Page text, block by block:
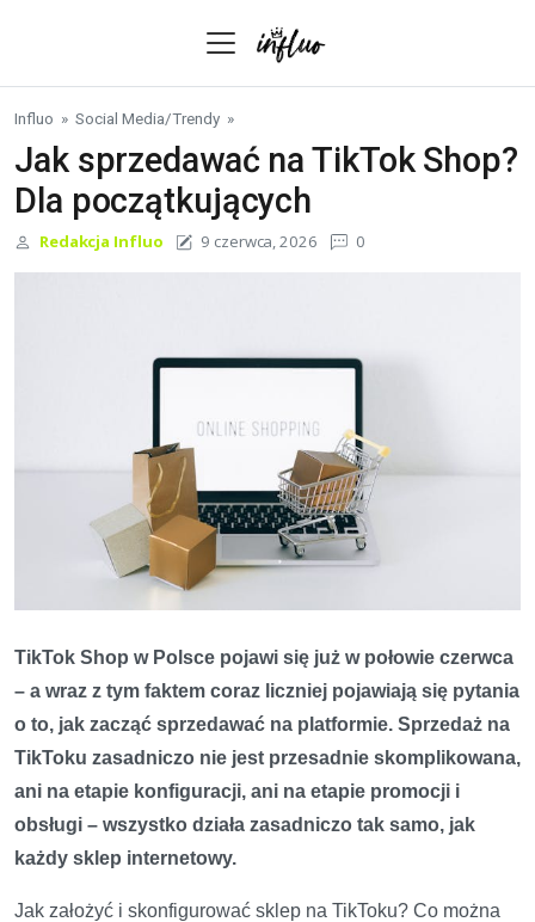
Influo » Social Media/Trendy »
Jak sprzedawać na TikTok Shop?
Dla początkujących
Redakcja Influo 9 czerwca, 2026 0
TikTok Shop w Polsce pojawi się już w połowie czerwca
– a wraz z tym faktem coraz liczniej pojawiają się pytania
o to, jak zacząć sprzedawać na platformie. Sprzedaż na
TikToku zasadniczo nie jest przesadnie skomplikowana,
ani na etapie konfiguracji, ani na etapie promocji i
obsługi – wszystko działa zasadniczo tak samo, jak
każdy sklep internetowy.
Jak założyć i skonfigurować sklep na TikToku? Co można